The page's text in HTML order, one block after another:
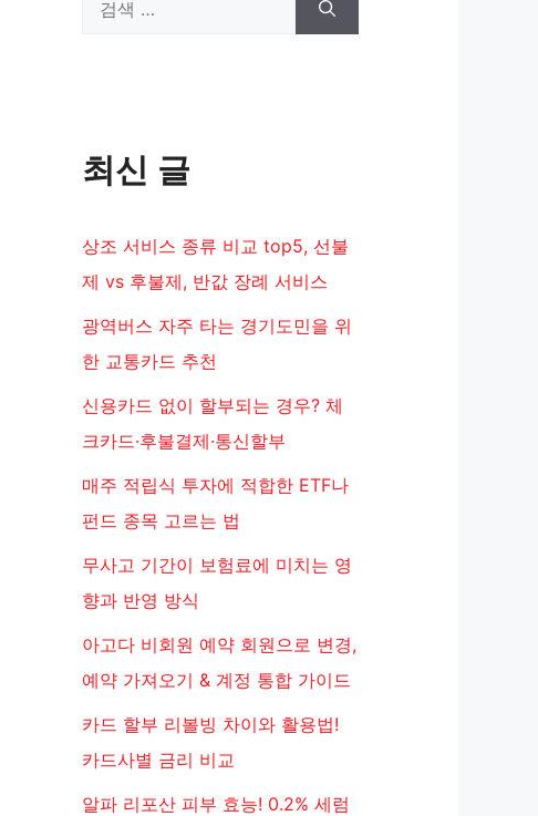
최신 글
상조 서비스 종류 비교 top5, 선불
제 vs 후불제, 반값 장례 서비스
광역버스 자주 타는 경기도민을 위
한 교통카드 추천
신용카드 없이 할부되는 경우? 체
크카드·후불결제·통신할부
매주 적립식 투자에 적합한 ETF나
펀드 종목 고르는 법
무사고 기간이 보험료에 미치는 영
향과 반영 방식
아고다 비회원 예약 회원으로 변경,
예약 가져오기 & 계정 통합 가이드
카드 할부 리볼빙 차이와 활용법!
카드사별 금리 비교
알파 리포산 피부 효능! 0.2% 세럼